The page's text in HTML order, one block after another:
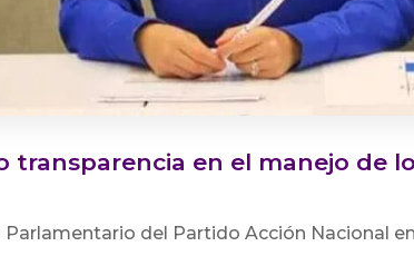
transparencia en el manejo de
Parlamentario del Partido Acción Nacional